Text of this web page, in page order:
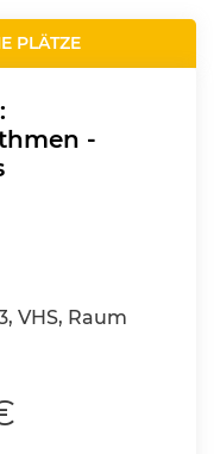
PLÄTZE
-
VHS, Raum